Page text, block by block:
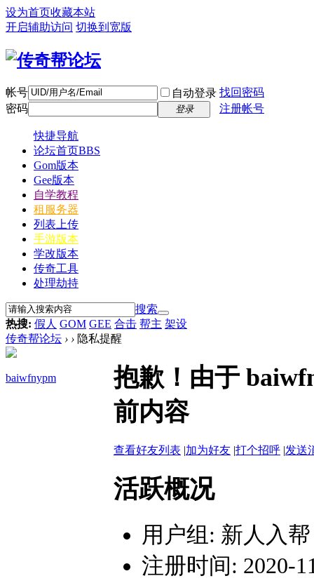
设为首页收藏本站
开启辅助访问 切换到宽版
帐号 自动登录 找回密码
密码
登录 注册帐号
快捷导航
论坛首页BBS
Gom版本
Gee版本
自学教程
租服务器
列表上传
手游版本
学改版本
传奇工具
处理劫持
搜索
热搜: 假人 GOM GEE 合击 帮主 架设
传奇帮论坛 › › 隐私提醒
baiwfnypm
抱歉！由于
前内容
查看好友列表 |加为好友 |打个招呼 |发送
活跃概况
用户组: 新人入帮
注册时间: 2020-